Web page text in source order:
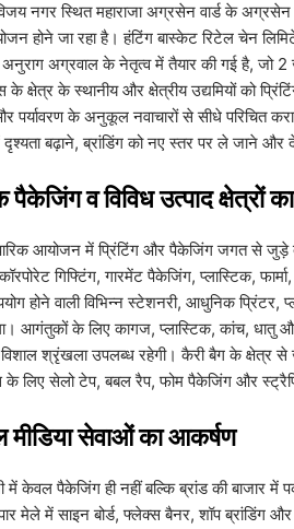
नगर स्थित महाराजा अग्रसेन वार्ड के
होने जा रहा है। हंटिंग बास्केट रिटेल चेन
अग्रवाल के नेतृत्व में तैयार की गई है, जो
क्षेत्र के स्थानीय और क्षेत्रीय उद्यमियों को
पर्यावरण के अनुकूल नवाचारों से सीधे परिचित
दृश्यता बढ़ाने, ब्रांडिंग को नए स्तर पर ले जाने
व विविध उत्पाद क्षेत्रों का
आयोजन में प्रिंटिंग और पैकेजिंग जगत से जुड़े
कॉरपोरेट गिफ्टिंग, गारमेंट पैकेजिंग, प्लास्टिक,
होने वाली विभिन्न स्टेशनरी, आधुनिक
आगंतुकों के लिए कागज, प्लास्टिक, कांच, धातु
श्रृंखला उपलब्ध रहेगी। कैरी बैग के क्षेत्र से
के लिए सेलो टेप, बबल रैप, फोम पैकेजिंग और
मीडिया सेवाओं का आकर्षण
में केवल पैकेजिंग ही नहीं बल्कि ब्रांड की बाजार में
मेले में साइन बोर्ड, फ्लेक्स बैनर, शॉप ब्रांडिंग